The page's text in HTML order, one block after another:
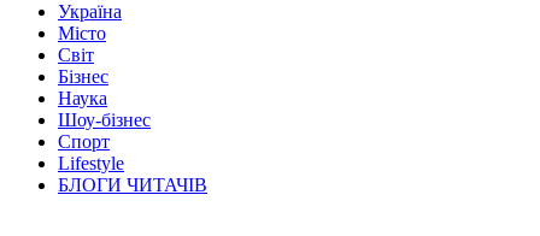
Україна
Місто
Світ
Бізнес
Наука
Шоу-бізнес
Спорт
Lifestyle
БЛОГИ ЧИТАЧІВ